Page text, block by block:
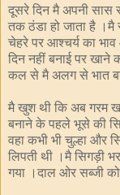
दूसरे दिन मै अपनी सास
तक ठंडा हो जाता है ।मै
चेहरे पर आश्चर्य का
दिन नहीं बनाई पर
कल से मै अलग से भात
मै खुश थी कि अब गरम
बनाने के पहले भूसे की
वहा कभी भी चुल्हा और
लिपती थी ।मै सिगड़ी
गया ।दाल ओर सब्जी को